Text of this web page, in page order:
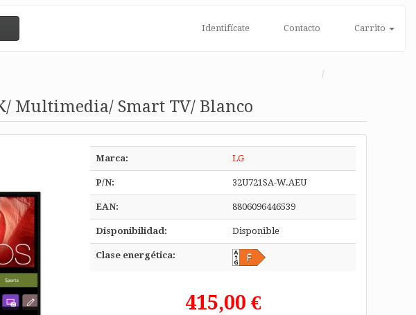
Identifícate Contacto Carrito
Multimedia/ Smart TV/ Blanco
Marca: LG
P/N: 32U721SA-W.AEU
EAN: 8806096446539
Disponibilidad: Disponible
Clase energética:
415,00 €